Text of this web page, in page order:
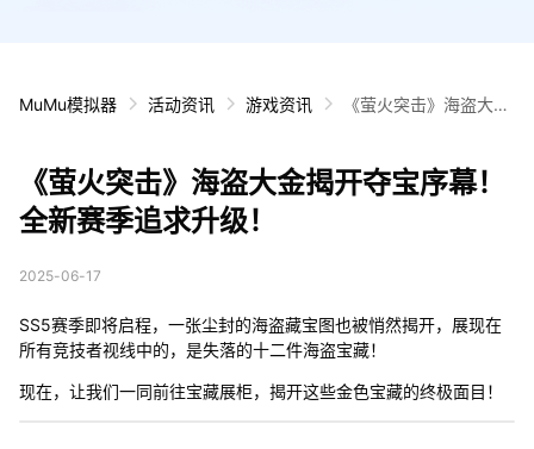
MuMu模拟器 活动资讯 游戏资讯
《萤火突击》海盗大金
《萤火突击》海盗大金揭开夺宝序幕！
全新赛季追求升级！
2025-06-17
SS5赛季即将启程，一张尘封的海盗藏宝图也被悄然揭开，展现在
所有竞技者视线中的，是失落的十二件海盗宝藏！
现在，让我们一同前往宝藏展柜，揭开这些金色宝藏的终极面目！